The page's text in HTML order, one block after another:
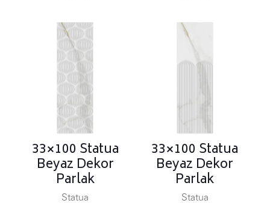
33×100 Statua
Beyaz Dekor
Parlak
Statua
33×100 Statua
Beyaz Dekor
Parlak
Statua